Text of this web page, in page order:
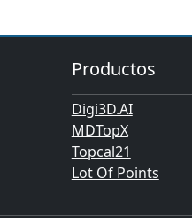
Productos
Digi3D.AI
MDTopX
Topcal21
Lot Of Points